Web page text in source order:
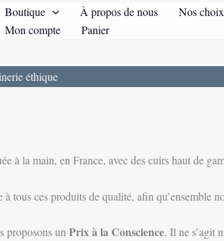
Boutique À propos de nous Nos
Mon compte
Panier
éthique
à la main, en France, avec des cuirs haut de
tous ces produits de qualité, afin qu’ensemble
proposons un Prix à la Conscience. Il ne s’agit